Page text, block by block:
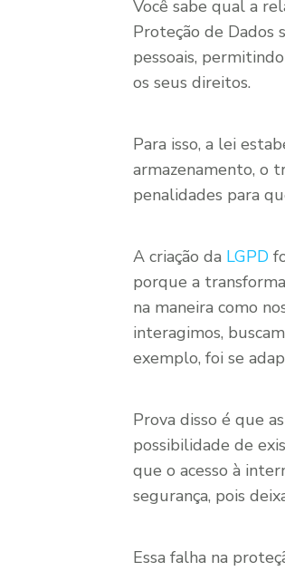
Você sabe qual a
Proteção de Dados
pessoais,
os seus direitos.
Para isso, a lei
armazenamento, o
penalidades para
A criação da LGPD
porque a
na maneira como
interagimos,
exemplo, foi se
Prova disso é que
possibilidade de
que o acesso à
segurança, pois
Essa falha na